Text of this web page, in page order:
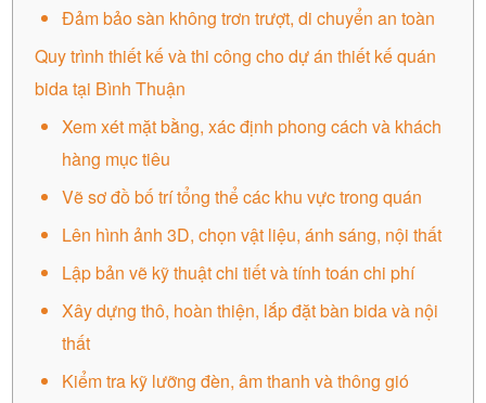
Đảm bảo sàn không trơn trượt, di chuyển an toàn
Quy trình thiết kế và thi công cho dự án thiết kế quán
bida tại Bình Thuận
Xem xét mặt bằng, xác định phong cách và khách
hàng mục tiêu
Vẽ sơ đồ bố trí tổng thể các khu vực trong quán
Lên hình ảnh 3D, chọn vật liệu, ánh sáng, nội thất
Lập bản vẽ kỹ thuật chi tiết và tính toán chi phí
Xây dựng thô, hoàn thiện, lắp đặt bàn bida và nội
thất
Kiểm tra kỹ lưỡng đèn, âm thanh và thông gió